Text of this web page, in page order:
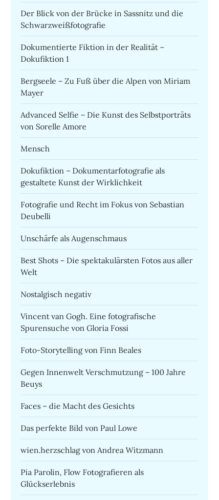
Der Blick von der Brücke in Sassnitz und die
Schwarzweißfotografie
Dokumentierte Fiktion in der Realität –
Dokufiktion 1
Bergseele – Zu Fuß über die Alpen von Miriam
Mayer
Advanced Selfie – Die Kunst des Selbstporträts
von Sorelle Amore
Mensch
Dokufiktion – Dokumentarfotografie als
gestaltete Kunst der Wirklichkeit
Fotografie und Recht im Fokus von Sebastian
Deubelli
Unschärfe als Augenschmaus
Best Shots – Die spektakulärsten Fotos aus aller
Welt
Nostalgisch negativ
Vincent van Gogh. Eine fotografische
Spurensuche von Gloria Fossi
Foto-Storytelling von Finn Beales
Gegen Innenwelt Verschmutzung – 100 Jahre
Beuys
Faces – die Macht des Gesichts
Das perfekte Bild von Paul Lowe
wien.herzschlag von Andrea Witzmann
Pia Parolin, Flow Fotografieren als
Glückserlebnis